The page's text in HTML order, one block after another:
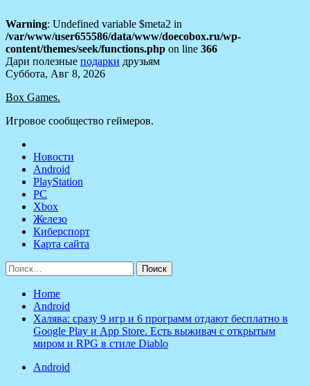
Warning: Undefined variable $meta2 in
/var/www/user655586/data/www/doecobox.ru/wp-
content/themes/seek/functions.php on line 366
Дари полезные подарки друзьям
Skip
content
Суббота, Авг 8, 2026
Box Games.
Игровое сообщество геймеров.
Новости
Android
PlayStation
PC
Xbox
Железо
Киберспорт
Карта сайта
Найти:
Home
Android
Халява: сразу 9 игр и 6 программ отдают бесплатно в
Google Play и App Store. Есть выживач с открытым
миром и RPG в стиле Diablo
Android